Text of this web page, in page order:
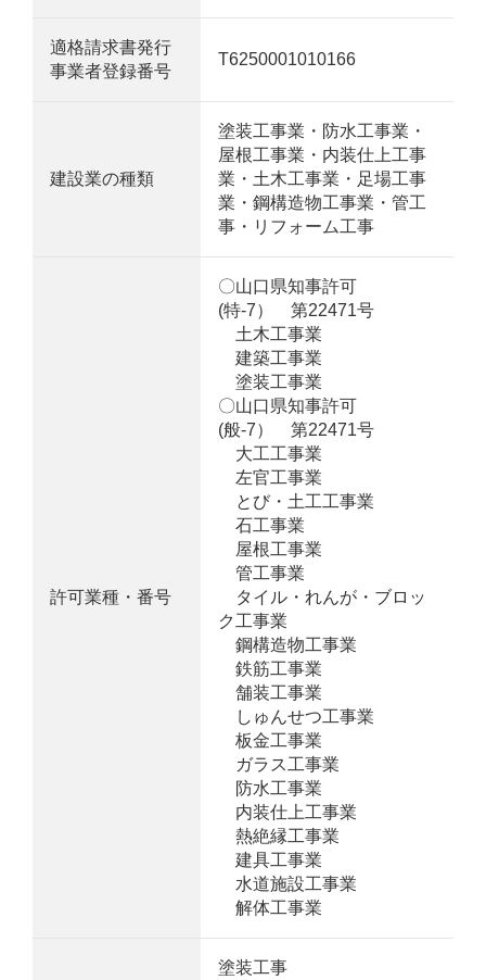
適格請求書発行
事業者登録番号
T6250001010166
建設業の種類
塗装工事業・防水工事業・
屋根工事業・内装仕上工事
業・土木工事業・足場工事
業・鋼構造物工事業・管工
事・リフォーム工事
許可業種・番号
〇山口県知事許可
(特-7） 第22471号
土木工事業
建築工事業
塗装工事業
〇山口県知事許可
(般-7） 第22471号
大工工事業
左官工事業
とび・土工工事業
石工事業
屋根工事業
管工事業
タイル・れんが・ブロッ
ク工事業
鋼構造物工事業
鉄筋工事業
舗装工事業
しゅんせつ工事業
板金工事業
ガラス工事業
防水工事業
内装仕上工事業
熱絶縁工事業
建具工事業
水道施設工事業
解体工事業
塗装工事